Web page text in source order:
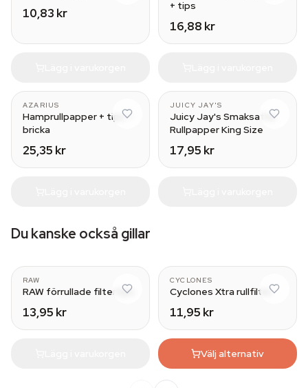
10,83 kr
+ tips
16,88 kr
AZARIUS
Hamprullpapper + tips +
bricka
25,35 kr
JUICY JAY'S
Juicy Jay's Smaksatta
Rullpapper King Size
17,95 kr
Du kanske också gillar
RAW
RAW förrullade filtertips
13,95 kr
CYCLONES
Cyclones Xtra rullfilter
11,95 kr
Välj alternativ